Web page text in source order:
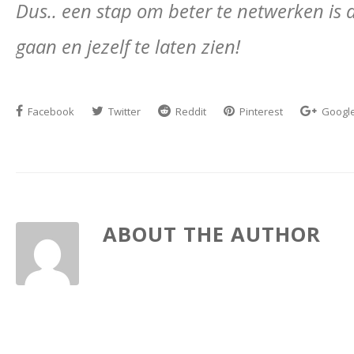
Dus.. een stap om beter te netwerken is
gaan en jezelf te laten zien!
Facebook Twitter Reddit Pinterest
ABOUT THE AUTHOR